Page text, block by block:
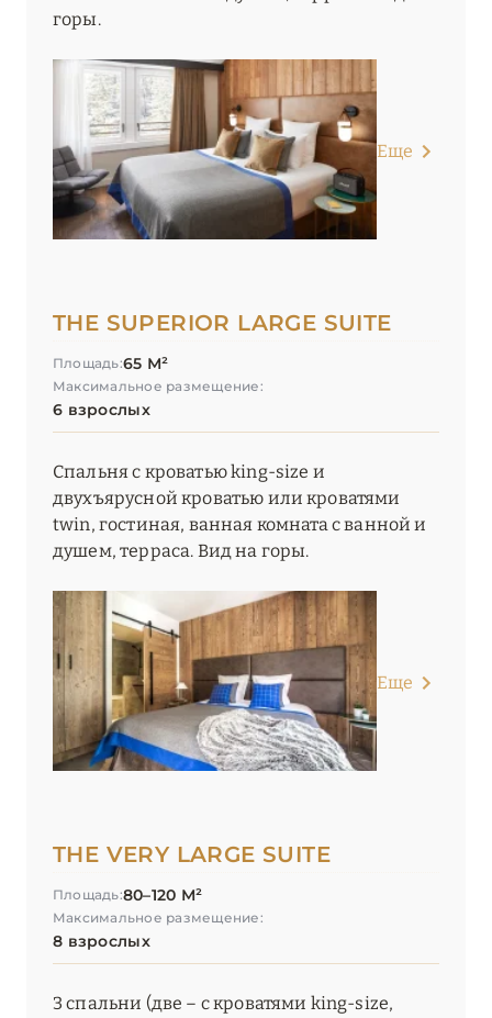
горы.
Еще
THE SUPERIOR LARGE SUITE
Площадь:65 М²
Максимальное размещение:
6 взрослых
Спальня с кроватью king-size и
двухъярусной кроватью или кроватями
twin, гостиная, ванная комната с ванной и
душем, терраса. Вид на горы.
Еще
THE VERY LARGE SUITE
Площадь:80–120 М²
Максимальное размещение:
8 взрослых
3 спальни (две – с кроватями king-size,